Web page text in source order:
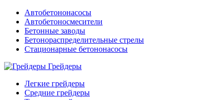
Автобетононасосы
Автобетоносмесители
Бетонные заводы
Бетонораспределительные стрелы
Стационарные бетононасосы
Грейдеры
Легкие грейдеры
Средние грейдеры